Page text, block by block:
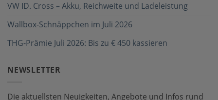
VW ID. Cross – Akku, Reichweite und Ladeleistung
Wallbox-Schnäppchen im Juli 2026
THG-Prämie Juli 2026: Bis zu € 450 kassieren
NEWSLETTER
Die aktuellsten Neuigkeiten, Angebote und Infos rund